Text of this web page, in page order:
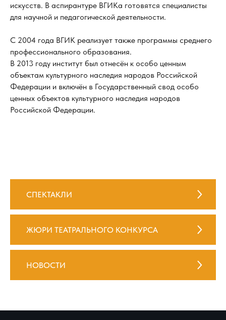
искусств. В аспирантуре ВГИКа готовятся специалисты
для научной и педагогической деятельности.
С 2004 года ВГИК реализует также программы среднего
профессионального образования.
В 2013 году институт был отнесён к особо ценным
объектам культурного наследия народов Российской
Федерации и включён в Государственный свод особо
ценных объектов культурного наследия народов
Российской Федерации.
СПЕКТАКЛИ
ЖЮРИ ТЕАТРАЛЬНОГО КОНКУРСА
НОВОСТИ